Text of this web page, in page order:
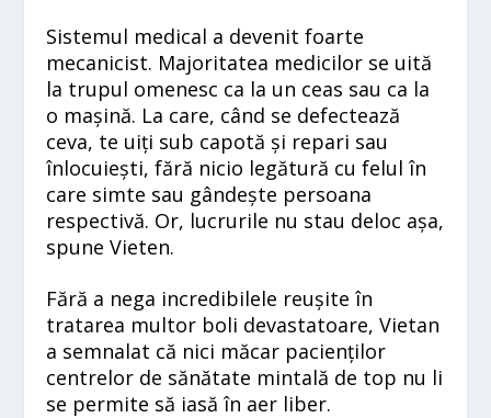
Sistemul medical a devenit foarte
mecanicist. Majoritatea medicilor se uită
la trupul omenesc ca la un ceas sau ca la
o mașină. La care, când se defectează
ceva, te uiți sub capotă și repari sau
înlocuiești, fără nicio legătură cu felul în
care simte sau gândește persoana
respectivă. Or, lucrurile nu stau deloc așa,
spune Vieten.
Fără a nega incredibilele reușite în
tratarea multor boli devastatoare, Vietan
a semnalat că nici măcar pacienților
centrelor de sănătate mintală de top nu li
se permite să iasă în aer liber.